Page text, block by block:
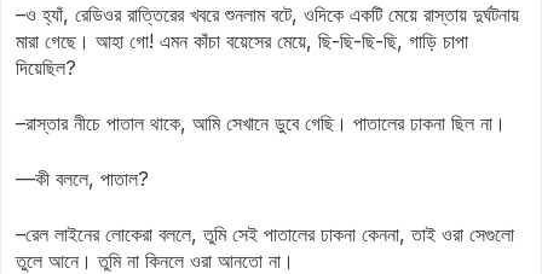
–ও হ্যাঁ, রেডিওর রাত্তিরের খবরে শুনলাম বটে, ওদিকে একটি মেয়ে রাস্তায় দুর্ঘটনায়
মারা গেছে। আহা গো! এমন কাঁচা বয়েসের মেয়ে, ছি-ছি-ছি-ছি, গাড়ি চাপা
দিয়েছিল?
–রাস্তার নীচে পাতাল থাকে, আমি সেখানে ডুবে গেছি। পাতালের ঢাকনা ছিল না।
—কী বললে, পাতাল?
–রেল লাইনের লোকেরা বললে, তুমি সেই পাতালের ঢাকনা কেননা, তাই ওরা সেগুলো
তুলে আনে। তুমি না কিনলে ওরা আনতো না।